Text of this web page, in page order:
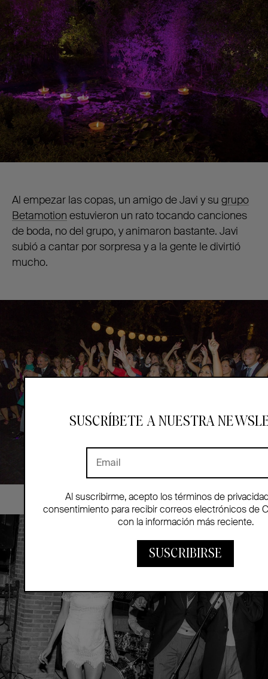
Al empezar las copas, un amigo de Javi y su grupo
Betamotion estuvieron un rato tocando canciones
de boda, no del grupo, y animaron bastante. Javi
subió a cantar por sorpresa y a la gente le divirtió
mucho.
SUSCRÍBETE A NUESTRA
Al suscribirme, acepto los términos de
consentimiento para recibir correos electrónicos de
con la información más reciente.
SUSCRIBIRSE